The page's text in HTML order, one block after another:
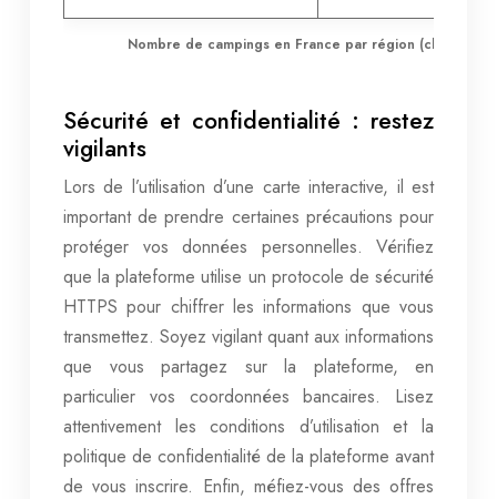
Nombre de campings en France par région (chiffres
Sécurité et confidentialité : restez
vigilants
Lors de l’utilisation d’une carte interactive, il est
important de prendre certaines précautions pour
protéger vos données personnelles. Vérifiez
que la plateforme utilise un protocole de sécurité
HTTPS pour chiffrer les informations que vous
transmettez. Soyez vigilant quant aux informations
que vous partagez sur la plateforme, en
particulier vos coordonnées bancaires. Lisez
attentivement les conditions d’utilisation et la
politique de confidentialité de la plateforme avant
de vous inscrire. Enfin, méfiez-vous des offres